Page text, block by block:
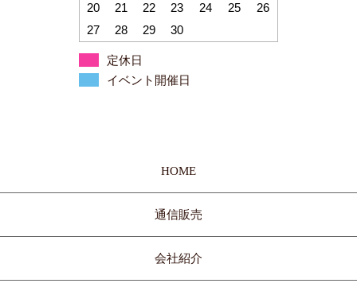
20
21 22 23 24 25
26
27
28 29 30
定休日
イベント開催日
HOME
通信販売
会社紹介